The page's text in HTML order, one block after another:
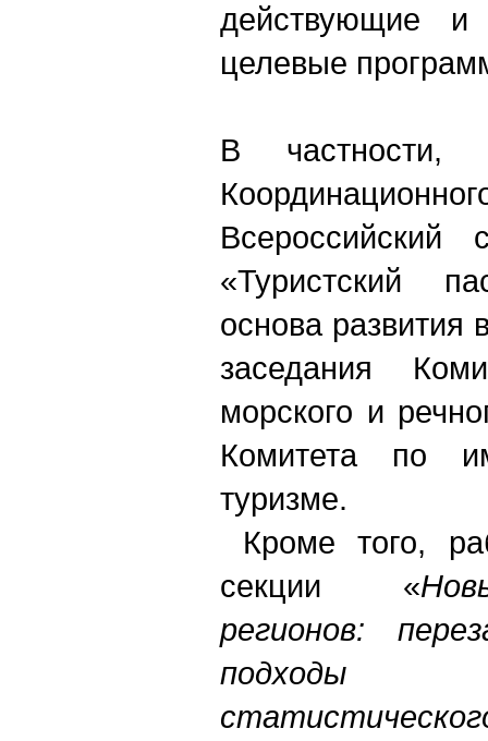
действующие и
целевые
В частности,
Всероссийский
«Туристский
основа развития
заседания
морского и
Комитета по
туризме.
Кроме того,
секции «
регионов:
подходы